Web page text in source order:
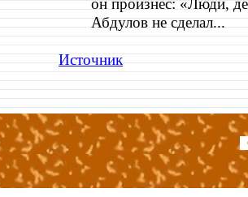
он произнес: «Люди,
Абдулов не сделал...
Источник